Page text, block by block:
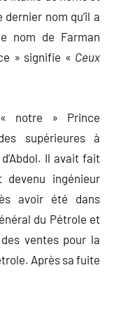
dernier nom qu’il a
nom de Farman
» signifie « Ceux
notre » Prince
supérieures à
Il avait fait
ingénieur
avoir été dans
du Pétrole et
ventes pour la
Après sa fuite